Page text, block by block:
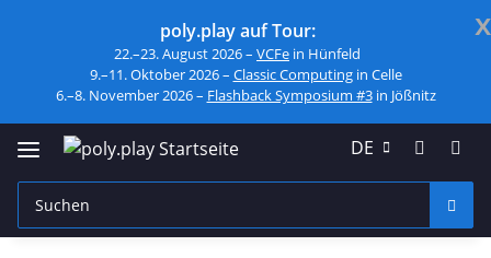
x
poly.play auf Tour:
22.–23. August 2026 – VCFe in Hünfeld
9.–11. Oktober 2026 – Classic Computingin Celle
6.–8. November 2026 – Flashback Symposium #3in Jößnitz
DE